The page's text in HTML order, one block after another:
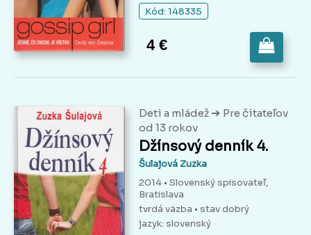
Kód: 148335
4 €
Deti a mládež ➔ Pre čitateľov
od 13 rokov
Džínsový denník 4.
Šulajová Zuzka
2014 • Slovenský spisovateľ,
Bratislava
tvrdá väzba • stav dobrý
jazyk: slovenský